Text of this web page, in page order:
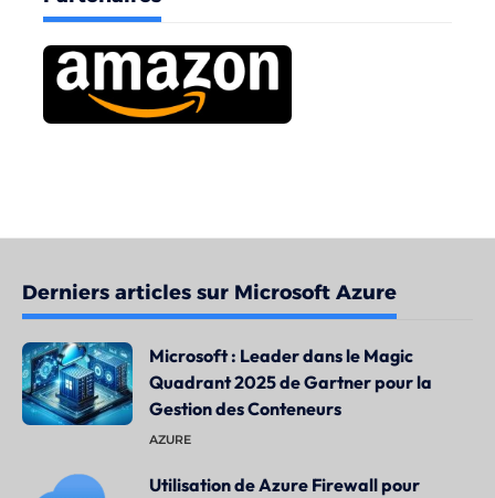
Derniers articles sur Microsoft Azure
Microsoft : Leader dans le Magic
Quadrant 2025 de Gartner pour la
Gestion des Conteneurs
AZURE
Utilisation de Azure Firewall pour